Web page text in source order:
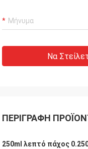
Να
ΠΕΡΙΓΡΑΦΉ
250ml λεπτό πάχος